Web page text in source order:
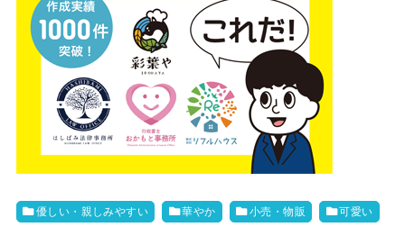
優しい・親しみやすい 華やか 小売・物販 可愛い